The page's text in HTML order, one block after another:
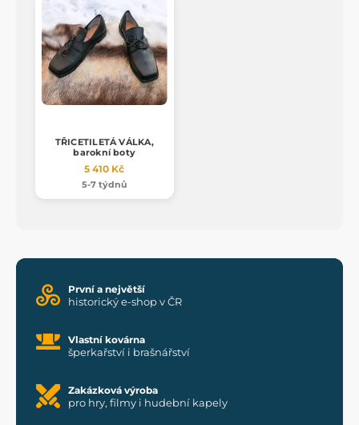
TŘICETILETÁ VÁLKA,
barokní boty
5 410 Kč
5-7 týdnů
První a největší
historický e-shop v ČR
Vlastní kovárna
šperkařství i brašnářství
Zakázková výroba
pro hry, filmy i hudební kapely